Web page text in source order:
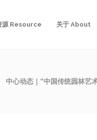
源 Resource 关于 About
中心动态｜“中国传统园林艺